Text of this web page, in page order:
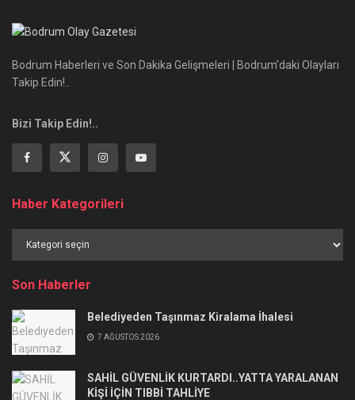
Bodrum Haberleri ve Son Dakika Gelişmeleri | Bodrum’daki Olayları
Takip Edin!..
Bizi Takip Edin!..
Haber Kategorileri
Kategorileri
Son Haberler
Belediyeden Taşınmaz Kiralama İhalesi
7 AĞUSTOS 2026
SAHİL GÜVENLİK KURTARDI..YATTA YARALANAN
KİŞİ İÇİN TIBBİ TAHLİYE